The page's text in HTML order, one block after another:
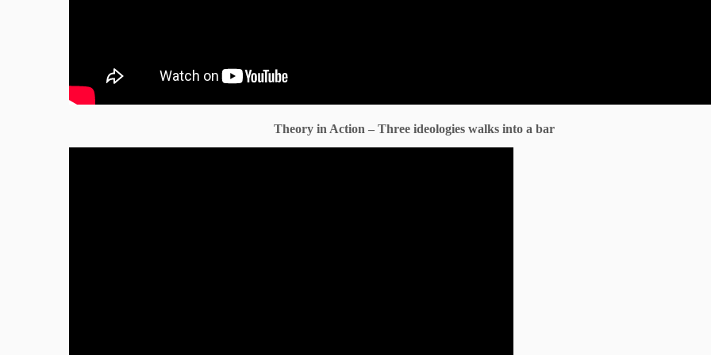
Theory in Action – Three ideologies walks into a bar